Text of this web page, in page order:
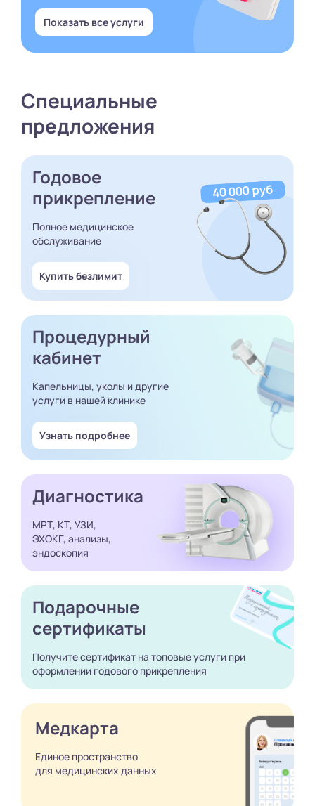
Показать все услуги
Специальные
предложения
Годовое
прикрепление
Полное медицинское
обслуживание
Купить безлимит
Процедурный
кабинет
Капельницы, уколы и другие
услуги в нашей клинике
Узнать подробнее
Диагностика
МРТ, КТ, УЗИ,
ЭХОКГ, анализы,
эндоскопия
Подарочные
сертификаты
Получите сертификат на топовые услуги при
оформлении годового прикрепления
Медкарта
Единое пространство
для медицинских данных